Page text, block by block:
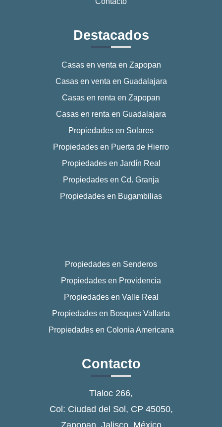
Destacados
Casas en venta en Zapopan
Casas en venta en Guadalajara
Casas en renta en Zapopan
Casas en renta en Guadalajara
Propiedades en Solares
Propiedades en Puerta de Hierro
Propiedades en Jardín Real
Propiedades en Cd. Granja
Propiedades en Bugambilias
Propiedades en Senderos
Propiedades en Providencia
Propiedades en Valle Real
Propiedades en Bosques Vallarta
Propiedades en Colonia Americana
Contacto
Tlaloc 266,
Col: Ciudad del Sol, CP 45050,
Zapopan, Jalisco, México